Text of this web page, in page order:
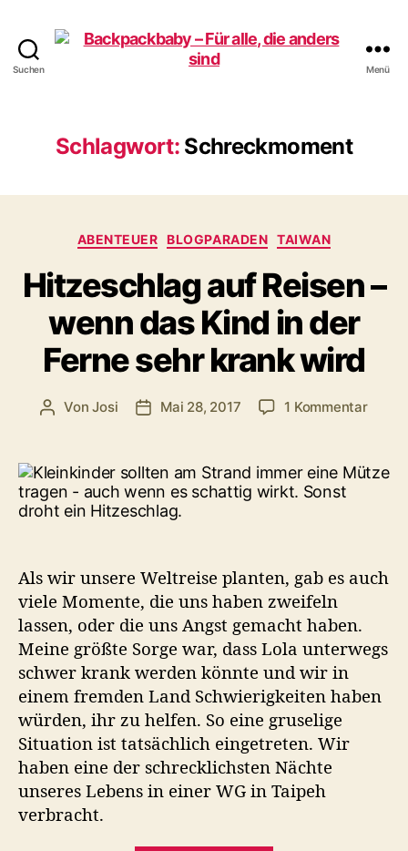
Suchen
alle,
die
sind
Menü
Schlagwort: Schreckmoment
Kategorien
ABENTEUER BLOGPARADEN TAIWAN
Hitzeschlag auf Reisen –
wenn das Kind in der
Ferne sehr krank wird
Beitragsautor
VonJosi Veröffentlichungsdatum
Mai 28, 2017 1 Kommentarzu
der
krank
Als wir unsere Weltreise planten, gab es auch
viele Momente, die uns haben zweifeln
lassen, oder die uns Angst gemacht haben.
Meine größte Sorge war, dass Lola unterwegs
schwer krank werden könnte und wir in
einem fremden Land Schwierigkeiten haben
würden, ihr zu helfen. So eine gruselige
Situation ist tatsächlich eingetreten. Wir
haben eine der schrecklichsten Nächte
unseres Lebens in einer WG in Taipeh
verbracht.